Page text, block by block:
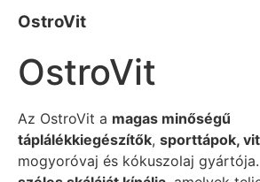
OstroVit
OstroVit
Az OstroVit a magas minőségű
táplálékkiegészítők, sporttápok,
mogyoróvaj és kókuszolaj